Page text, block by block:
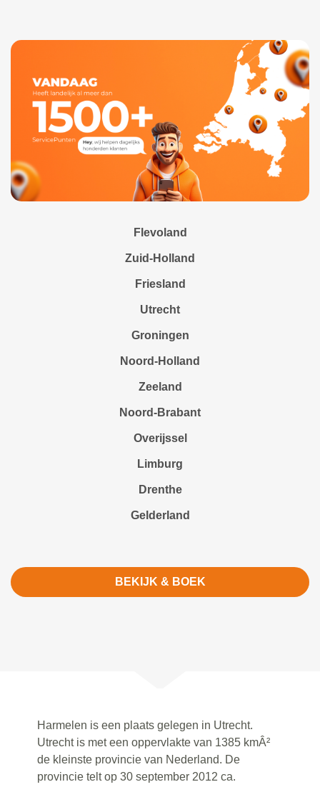
Flevoland
Zuid-Holland
Friesland
Utrecht
Groningen
Noord-Holland
Zeeland
Noord-Brabant
Overijssel
Limburg
Drenthe
Gelderland
BEKIJK & BOEK
Harmelen is een plaats gelegen in Utrecht.
Utrecht is met een oppervlakte van 1385 kmÂ²
de kleinste provincie van Nederland. De
provincie telt op 30 september 2012 ca.